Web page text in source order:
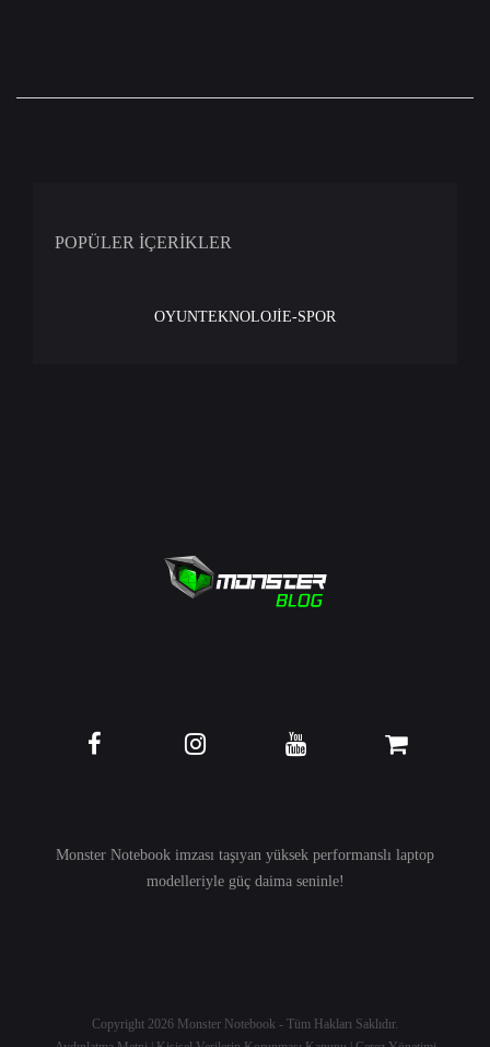
POPÜLER İÇERİKLER
OYUNTEKNOLOJİE-SPOR
Monster Notebook imzası taşıyan yüksek performanslı laptop
modelleriyle güç daima seninle!
Copyright 2026 Monster Notebook - Tüm Hakları Saklıdır.